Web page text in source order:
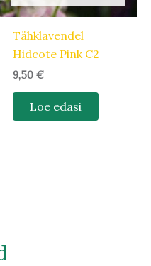
Tähklavendel
Hidcote Pink C2
9,50€
Loe edasi